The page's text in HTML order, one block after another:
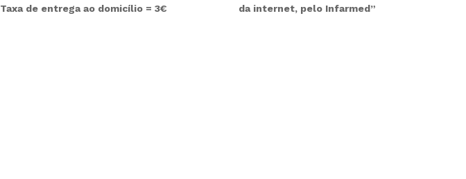
Taxa de entrega ao domicílio = 3€
da internet, pelo Infarmed”